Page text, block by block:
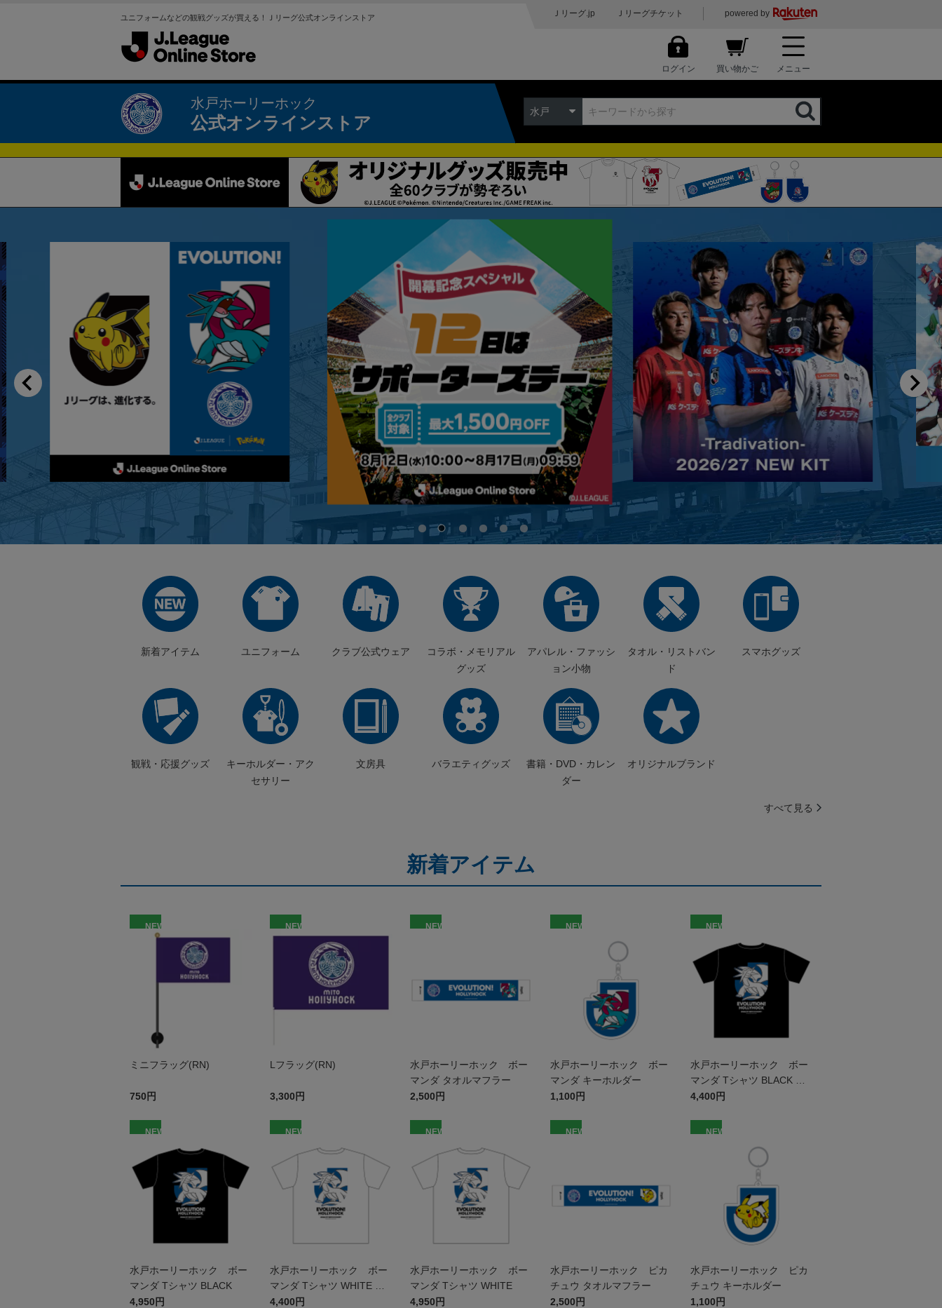
ユニフォームなどの観戦グッズが買える！Ｊリーグ公式オンラインストア Ｊリーグ.jp Ｊリーグチケット powered by
ログイン 買い物かご メニュー
水戸ホーリーホック
公式オンラインストア
水戸
新着アイテム ユニフォーム クラブ公式ウェア
コラボ・メモリアル
グッズ
アパレル・ファッシ
ョン小物
タオル・リストバン
ド
スマホグッズ
観戦・応援グッズ
キーホルダー・アク
セサリー
文房具 バラエティグッズ
書籍・DVD・カレン
ダー
オリジナルブランド
すべて見る
新着アイテム
NEW
ミニフラッグ(RN)
750円
NEW
Lフラッグ(RN)
3,300円
NEW
水戸ホーリーホック ボー
マンダ タオルマフラー
2,500円
NEW
水戸ホーリーホック ボー
マンダ キーホルダー
1,100円
NEW
水戸ホーリーホック ボー
マンダ Tシャツ BLACK キ
ッズ
4,400円
NEW
水戸ホーリーホック ボー
マンダ Tシャツ BLACK
4,950円
NEW
水戸ホーリーホック ボー
マンダ Tシャツ WHITE キ
ッズ
4,400円
NEW
水戸ホーリーホック ボー
マンダ Tシャツ WHITE
4,950円
NEW
水戸ホーリーホック ピカ
チュウ タオルマフラー
2,500円
NEW
水戸ホーリーホック ピカ
チュウ キーホルダー
1,100円